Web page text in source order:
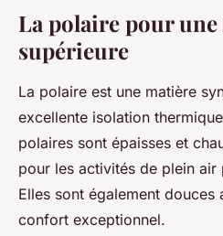
La polaire pour
supérieure
La polaire est une matière
excellente isolation
polaires sont épaisses et
pour les activités de plein
Elles sont également
confort exceptionnel.